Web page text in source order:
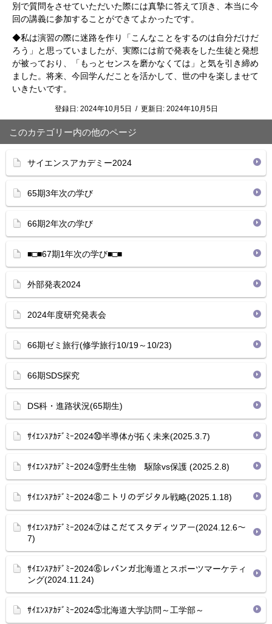
別 で質問をさせていただいた際には真摯に答えて頂き、本当に今
回の講義に参加することができてよかったです。
◆私は演習の際に迷路を作り「こんなことをするのは自分だけだ
ろ う」 と思っていましたが、 実際には前で発表をした生徒と発想
が被ってお り、「もっとセンスを磨かなくては」と気を引き 締め
ました。将来、 今回学んだことを活かして、世の中を楽しませて
いきたいです。
登録日: 2024年10月5日 / 更新日: 2024年10月5日
このカテゴリー内の他のページ
サイエンスアカデミー2024
65期3年次の学び
66期2年次の学び
■□■67期1年次の学び■□■
外部発表2024
2024年度研究発表会
66期ゼミ旅行(修学旅行10/19～10/23)
66期SDS探究
DS科・進路状況(65期生)
ｻｲｴﾝｽｱｶﾃﾞﾐｰ2024⑩半導体が拓く未来(2025.3.7)
ｻｲｴﾝｽｱｶﾃﾞﾐｰ2024⑨野生生物 駆除vs保護 (2025.2.8)
ｻｲｴﾝｽｱｶﾃﾞﾐｰ2024⑧ニトリのデジタル戦略(2025.1.18)
ｻｲｴﾝｽｱｶﾃﾞﾐｰ2024⑦はこだてスタディツアー(2024.12.6～
7)
ｻｲｴﾝｽｱｶﾃﾞﾐｰ2024⑥レバンガ北海道とスポーツマーケティ
ング(2024.11.24)
ｻｲｴﾝｽｱｶﾃﾞﾐｰ2024⑤北海道大学訪問～工学部～